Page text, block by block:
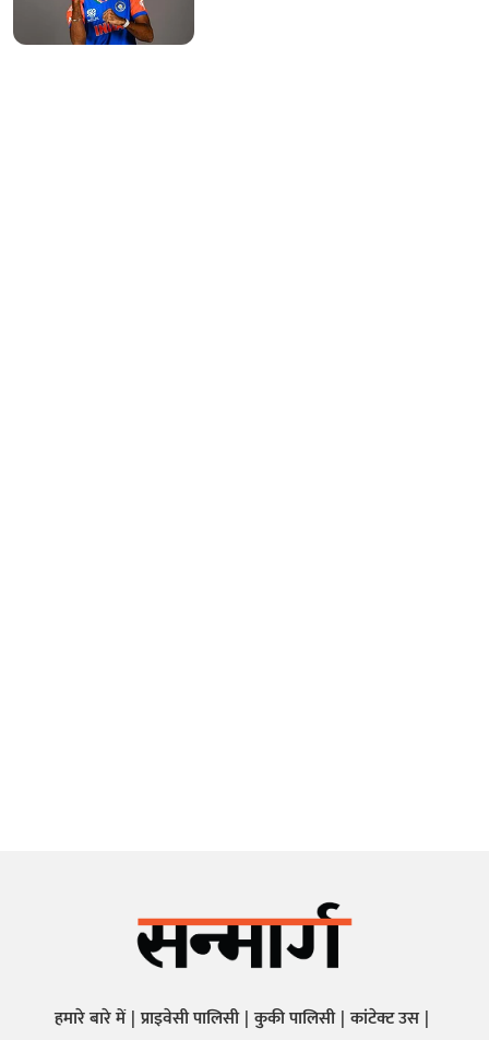
हमारे बारे में प्राइवेसी पालिसी कुकी पालिसी कांटेक्ट उस